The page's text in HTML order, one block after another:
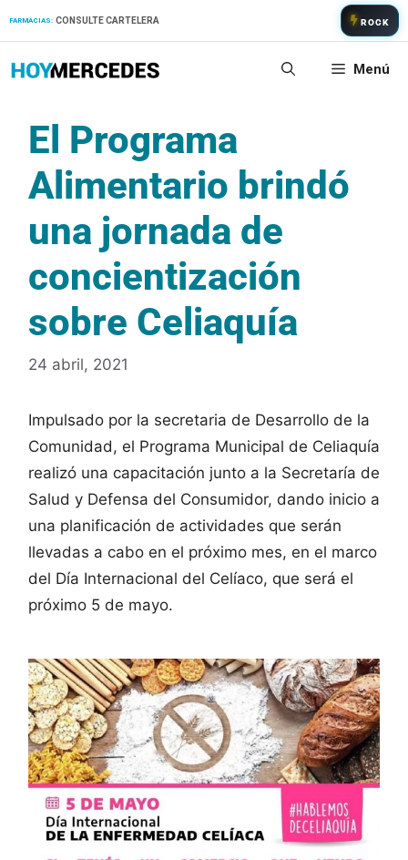
FARMACIAS: CONSULTE CARTELERA ROCK
Menú
El Programa
Alimentario brindó
una jornada de
concientización
sobre Celiaquía
24 abril, 2021
Impulsado por la secretaria de Desarrollo de la
Comunidad, el Programa Municipal de Celiaquía
realizó una capacitación junto a la Secretaría de
Salud y Defensa del Consumidor, dando inicio a
una planificación de actividades que serán
llevadas a cabo en el próximo mes, en el marco
del Día Internacional del Celíaco, que será el
próximo 5 de mayo.